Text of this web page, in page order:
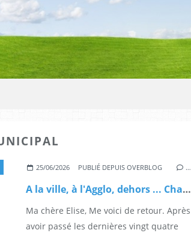
EN TOUTE MAUVAISE FOI, HUMEUR
25/06/2026 PUBLIÉ DEPUIS OVERBLOG …
A la ville, à l'Agglo, dehors ... Chaud partout !
Ma chère Elise, Me voici de retour. Après
avoir passé les dernières vingt quatre